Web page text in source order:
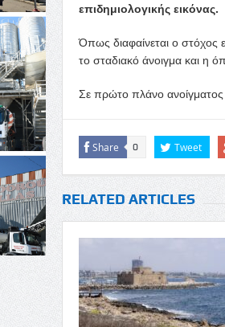
επιδημιολογικής εικόνας.
Όπως διαφαίνεται ο στόχος
το σταδιακό άνοιγμα και η
Σε πρώτο πλάνο ανοίγματος
Share 0 Tweet
RELATED ARTICLES